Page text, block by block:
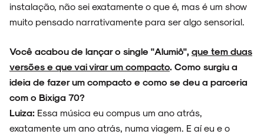
instalação, não sei exatamente o que é, mas é um show
muito pensado narrativamente para ser algo sensorial.
Você acabou de lançar o single "Alumiô", que tem duas
versões e que vai virar um compacto. Como surgiu a
ideia de fazer um compacto e como se deu a parceria
com o Bixiga 70?
Luiza: Essa música eu compus um ano atrás,
exatamente um ano atrás, numa viagem. E aí eu e o